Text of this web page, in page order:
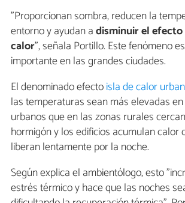
"Proporcionan sombra, reducen la
entorno y ayudan adisminuir el efecto
calor", señala Portillo. Este fenómeno
importante en las grandes ciudades.
El denominado efectoisla de calor
las temperaturas sean más elevadas
urbanos que en las zonas rurales
hormigón y los edificios acumulan calor
liberan lentamente por la noche.
Según explica el ambientólogo, esto
estrés térmico y hace que las noches